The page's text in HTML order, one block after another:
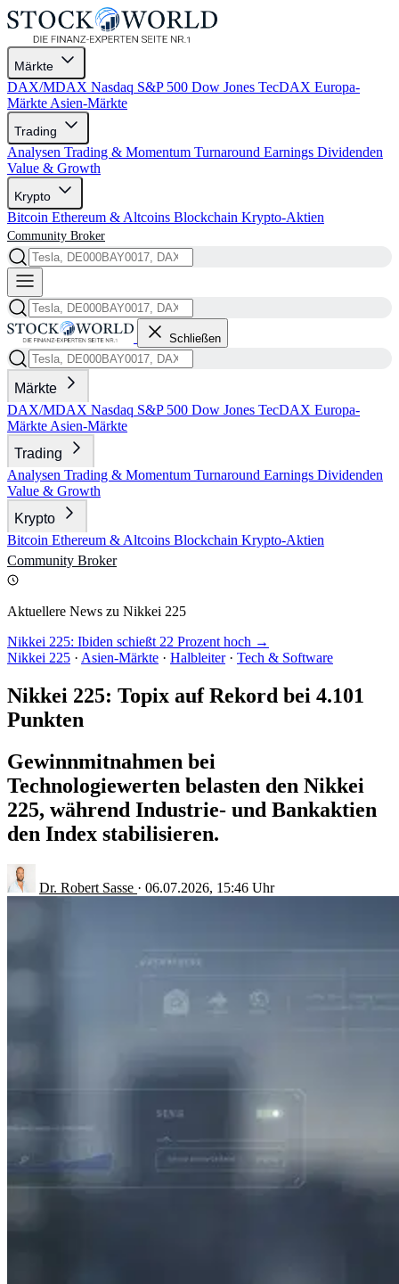
Märkte
DAX/MDAX Nasdaq S&P 500 Dow Jones TecDAX Europa-
Märkte Asien-Märkte
Trading
Analysen Trading & Momentum Turnaround Earnings Dividenden
Value & Growth
Krypto
Bitcoin Ethereum & Altcoins Blockchain Krypto-Aktien
Community Broker
Schließen
Märkte
DAX/MDAX Nasdaq S&P 500 Dow Jones TecDAX Europa-
Märkte Asien-Märkte
Trading
Analysen Trading & Momentum Turnaround Earnings Dividenden
Value & Growth
Krypto
Bitcoin Ethereum & Altcoins Blockchain Krypto-Aktien
Community Broker
Aktuellere News zu Nikkei 225
Nikkei 225: Ibiden schießt 22 Prozent hoch →
Nikkei 225 · Asien-Märkte · Halbleiter · Tech & Software
Nikkei 225: Topix auf Rekord bei 4.101
Punkten
Gewinnmitnahmen bei
Technologiewerten belasten den Nikkei
225, während Industrie- und Bankaktien
den Index stabilisieren.
Dr. Robert Sasse · 06.07.2026, 15:46 Uhr